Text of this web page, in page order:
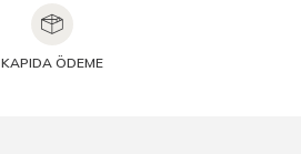
KAPIDA ÖDEME